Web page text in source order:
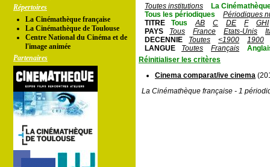
Répertoires
La Cinémathèque française
La Cinémathèque de Toulouse
Centre National du Cinéma et de
l'image animée
Partenaires
Toutes institutions
La
Tous les périodiques
Périodiques
TITRE
Tous AB C DE F
GHI
PAYS
Tous France Etats-Unis
DECENNIE
Toutes <1900
1900
LANGUE
Toutes Français
Réinitialiser les critères
Cinema comparat/ive cinema
La Cinémathèque française - 1